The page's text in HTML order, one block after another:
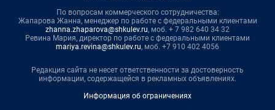
По вопросам коммерческого сотрудничества:
Жапарова Жанна, менеджер по работе с федеральными клиентами
zhanna.zhaparova@shkulev.ru, моб. + 7 982 640 34 32
Ревина Мария, директор по работе с федеральными клиентами
mariya.revina@shkulev.ru, моб. +7 910 402 4056
Редакция сайта не несет ответственности за достоверность
информации, содержащейся в рекламных объявлениях.
Информация об ограничениях